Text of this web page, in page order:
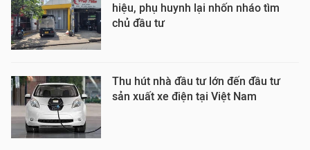
hiệu, phụ huynh lại nhốn nháo tìm
chủ đầu tư
Thu hút nhà đầu tư lớn đến đầu tư
sản xuất xe điện tại Việt Nam